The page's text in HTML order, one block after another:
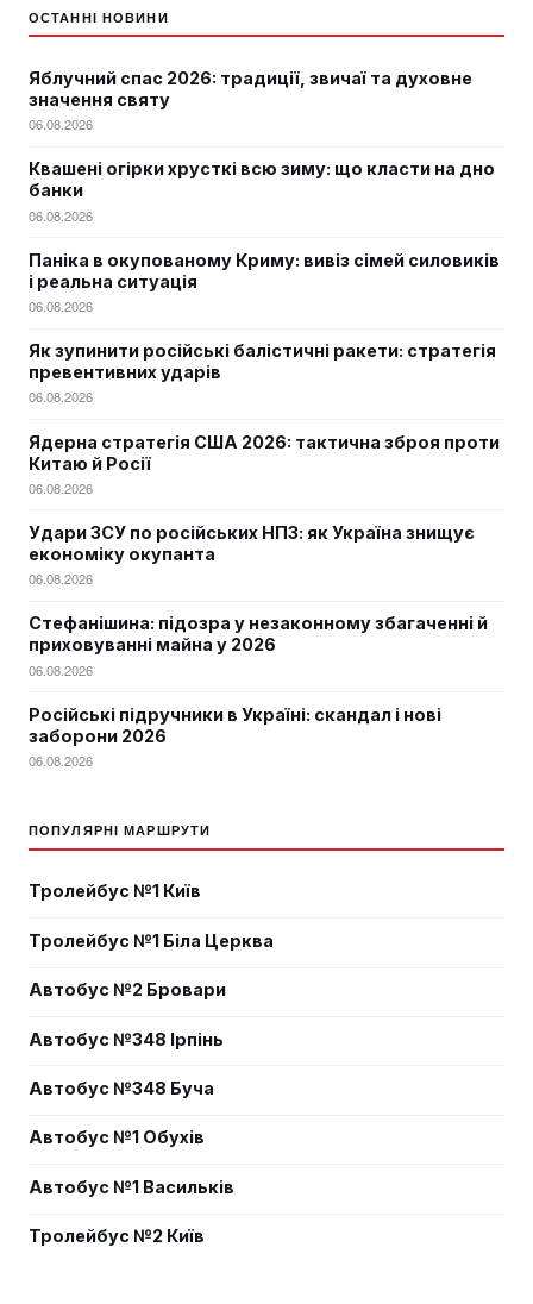
ОСТАННІ НОВИНИ
Яблучний спас 2026: традиції, звичаї та духовне
значення святу
06.08.2026
Квашені огірки хрусткі всю зиму: що класти на дно
банки
06.08.2026
Паніка в окупованому Криму: вивіз сімей силовиків
і реальна ситуація
06.08.2026
Як зупинити російські балістичні ракети: стратегія
превентивних ударів
06.08.2026
Ядерна стратегія США 2026: тактична зброя проти
Китаю й Росії
06.08.2026
Удари ЗСУ по російських НПЗ: як Україна знищує
економіку окупанта
06.08.2026
Стефанішина: підозра у незаконному збагаченні й
приховуванні майна у 2026
06.08.2026
Російські підручники в Україні: скандал і нові
заборони 2026
06.08.2026
ПОПУЛЯРНІ МАРШРУТИ
Тролейбус №1 Київ
Тролейбус №1 Біла Церква
Автобус №2 Бровари
Автобус №348 Ірпінь
Автобус №348 Буча
Автобус №1 Обухів
Автобус №1 Васильків
Тролейбус №2 Київ